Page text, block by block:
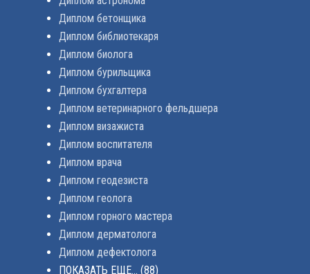
Диплом бетонщика
Диплом библиотекаря
Диплом биолога
Диплом бурильщика
Диплом бухгалтера
Диплом ветеринарного фельдшера
Диплом визажиста
Диплом воспитателя
Диплом врача
Диплом геодезиста
Диплом геолога
Диплом горного мастера
Диплом дерматолога
Диплом дефектолога
ПОКАЗАТЬ ЕЩЕ... (88)